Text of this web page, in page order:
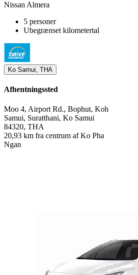
Nissan Almera
5 personer
Ubegrænset kilometertal
Ko Samui, THA
Afhentningssted
Moo 4, Airport Rd., Bophut, Koh
Samui, Suratthani, Ko Samui
84320, THA
20,93 km fra centrum af Ko Pha
Ngan